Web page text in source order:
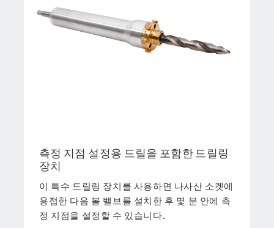
측정 지점 설정용 드릴을 포함한 드릴링
장치
이 특수 드릴링 장치를 사용하면 나사산 소켓에
용접한 다음 볼 밸브를 설치한 후 몇 분 안에 측
정 지점을 설정할 수 있습니다.